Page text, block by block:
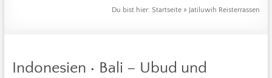
Du bist hier:Startseite » Jatiluwih Reisterrassen
Indonesien • Bali – Ubud und